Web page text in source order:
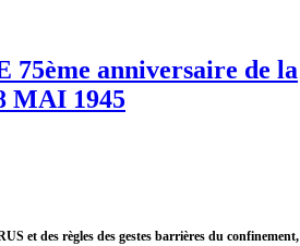
75ème anniversaire de la
MAI 1945
et des règles des gestes barrières du confinement,